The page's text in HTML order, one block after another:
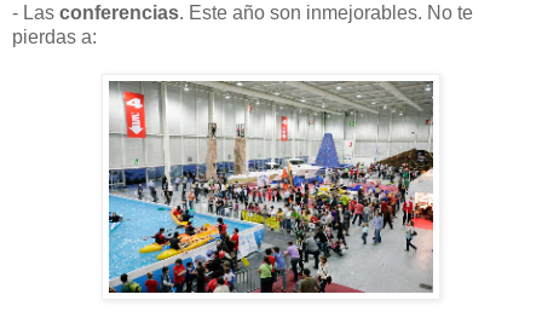
- Las conferencias. Este año son inmejorables. No te
pierdas a: